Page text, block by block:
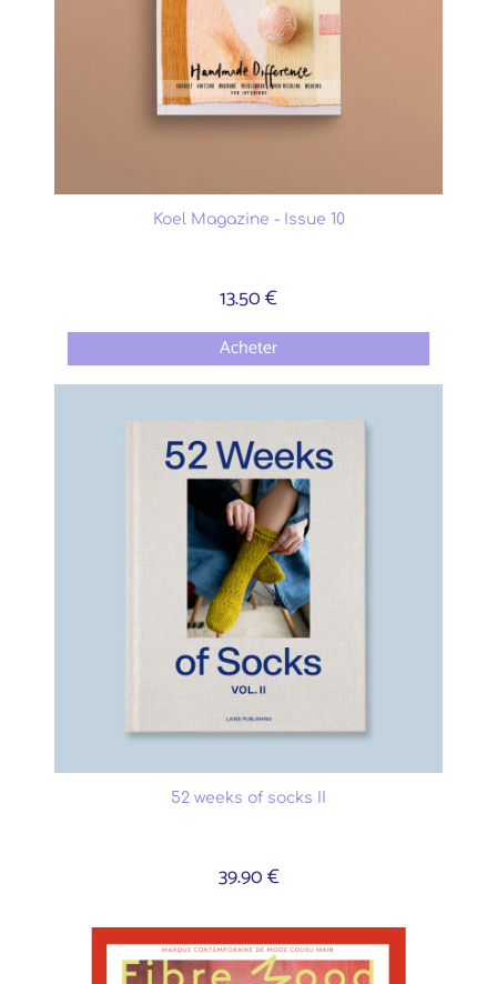
Koel Magazine - Issue 10
13.50 €
Acheter
52 weeks of socks II
39.90 €